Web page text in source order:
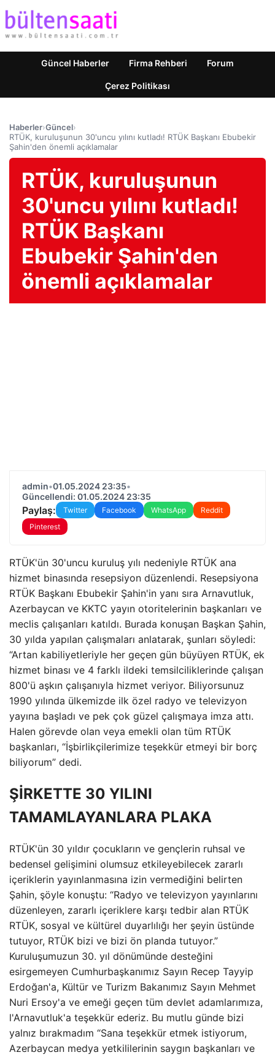
Güncel Haberler Firma Rehberi Forum
Çerez Politikası
Haberler›Güncel›
RTÜK, kuruluşunun 30'uncu yılını kutladı! RTÜK Başkanı Ebubekir
Şahin'den önemli açıklamalar
RTÜK, kuruluşunun
30'uncu yılını kutladı!
RTÜK Başkanı
Ebubekir Şahin'den
önemli açıklamalar
admin•01.05.2024 23:35•
Güncellendi: 01.05.2024 23:35
Paylaş: Twitter Facebook WhatsApp
Reddit
Pinterest
RTÜK'ün 30'uncu kuruluş yılı nedeniyle RTÜK ana
hizmet binasında resepsiyon düzenlendi. Resepsiyona
RTÜK Başkanı Ebubekir Şahin'in yanı sıra Arnavutluk,
Azerbaycan ve KKTC yayın otoritelerinin başkanları ve
meclis çalışanları katıldı. Burada konuşan Başkan Şahin,
30 yılda yapılan çalışmaları anlatarak, şunları söyledi:
“Artan kabiliyetleriyle her geçen gün büyüyen RTÜK, ek
hizmet binası ve 4 farklı ildeki temsilciliklerinde çalışan
800'ü aşkın çalışanıyla hizmet veriyor. Biliyorsunuz
1990 yılında ülkemizde ilk özel radyo ve televizyon
yayına başladı ve pek çok güzel çalışmaya imza attı.
Halen görevde olan veya emekli olan tüm RTÜK
başkanları, “İşbirlikçilerimize teşekkür etmeyi bir borç
biliyorum” dedi.
ŞİRKETTE 30 YILINI
TAMAMLAYANLARA PLAKA
RTÜK'ün 30 yıldır çocukların ve gençlerin ruhsal ve
bedensel gelişimini olumsuz etkileyebilecek zararlı
içeriklerin yayınlanmasına izin vermediğini belirten
Şahin, şöyle konuştu: “Radyo ve televizyon yayınlarını
düzenleyen, zararlı içeriklere karşı tedbir alan RTÜK
RTÜK, sosyal ve kültürel duyarlılığı her şeyin üstünde
tutuyor, RTÜK bizi ve bizi ön planda tutuyor.”
Kuruluşumuzun 30. yıl dönümünde desteğini
esirgemeyen Cumhurbaşkanımız Sayın Recep Tayyip
Erdoğan'a, Kültür ve Turizm Bakanımız Sayın Mehmet
Nuri Ersoy'a ve emeği geçen tüm devlet adamlarımıza,
l'Arnavutluk'a teşekkür ederiz. Bu mutlu günde bizi
yalnız bırakmadım “Sana teşekkür etmek istiyorum,
Azerbaycan medya yetkililerinin saygın başkanları ve